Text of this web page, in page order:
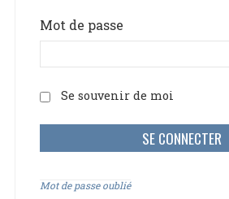
Mot de passe
Se souvenir de moi
Mot de passe oublié